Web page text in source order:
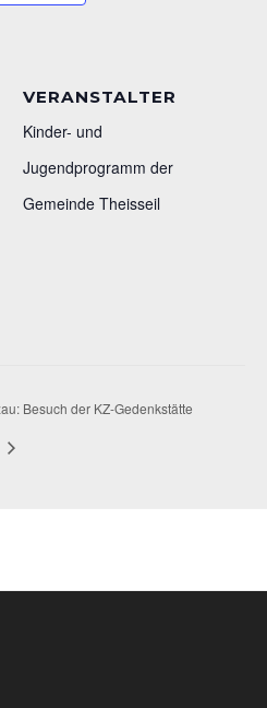
VERANSTALTER
Kinder- und
Jugendprogramm der
Gemeinde Theisseil
Besuch der KZ-Gedenkstätte